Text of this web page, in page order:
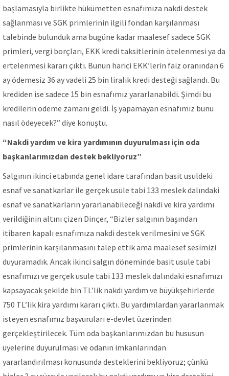
başlamasıyla birlikte hükümetten esnafımıza nakdi destek
sağlanması ve SGK primlerinin ilgili fondan karşılanması
talebinde bulunduk ama bugüne kadar maalesef sadece SGK
primleri, vergi borçları, EKK kredi taksitlerinin ötelenmesi ya da
ertelenmesi kararı çıktı. Bunun harici EKK’lerin faiz oranından 6
ay ödemesiz 36 ay vadeli 25 bin liralık kredi desteği sağlandı. Bu
krediden ise sadece 15 bin esnafımız yararlanabildi. Şimdi bu
kredilerin ödeme zamanı geldi. İş yapamayan esnafımız bunu
nasıl ödeyecek?” diye konuştu.
“Nakdi yardım ve kira yardımının duyurulması için oda
başkanlarımızdan destek bekliyoruz”
Salgının ikinci etabında genel idare tarafından basit usuldeki
esnaf ve sanatkarlar ile gerçek usule tabi 133 meslek dalındaki
esnaf ve sanatkarların yararlanabileceği nakdi ve kira yardımı
verildiğinin altını çizen Dinçer, “Bizler salgının başından
itibaren kapalı esnafımıza nakdi destek verilmesini ve SGK
primlerinin karşılanmasını talep ettik ama maalesef sesimizi
duyuramadık. Ancak ikinci salgın döneminde basit usule tabi
esnafımızı ve gerçek usule tabi 133 meslek dalındaki esnafımızı
kapsayacak şekilde bin TL’lik nakdi yardım ve büyükşehirlerde
750 TL’lik kira yardımı kararı çıktı. Bu yardımlardan yararlanmak
isteyen esnafımız başvuruları e-devlet üzerinden
gerçekleştirilecek. Tüm oda başkanlarımızdan bu hususun
üyelerine duyurulması ve odanın imkanlarından
yararlandırılması konusunda desteklerini bekliyoruz; çünkü